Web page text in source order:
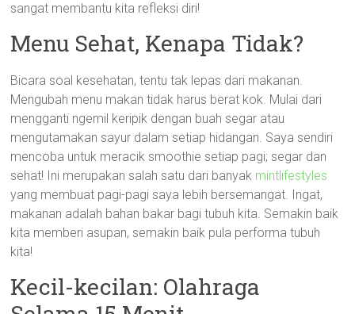
sangat membantu kita refleksi diri!
Menu Sehat, Kenapa Tidak?
Bicara soal kesehatan, tentu tak lepas dari makanan.
Mengubah menu makan tidak harus berat kok. Mulai dari
mengganti ngemil keripik dengan buah segar atau
mengutamakan sayur dalam setiap hidangan. Saya sendiri
mencoba untuk meracik smoothie setiap pagi; segar dan
sehat! Ini merupakan salah satu dari banyak mintlifestyles
yang membuat pagi-pagi saya lebih bersemangat. Ingat,
makanan adalah bahan bakar bagi tubuh kita. Semakin baik
kita memberi asupan, semakin baik pula performa tubuh
kita!
Kecil-kecilan: Olahraga